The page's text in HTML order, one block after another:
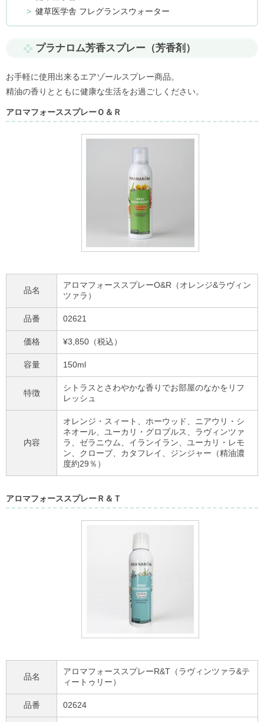
健草医学舎 フレグランスウォーター
プラナロム芳香スプレー（芳香剤）
お手軽に使用出来るエアゾールスプレー商品。
精油の香りとともに健康な生活をお過ごしください。
アロマフォーススプレーＯ＆Ｒ
品名
アロマフォーススプレーO&R（オレンジ&ラヴィン
ツァラ）
品番 02621
価格 ¥3,850（税込）
容量 150ml
特徴
シトラスとさわやかな香りでお部屋のなかをリフ
レッシュ
内容
オレンジ・スィート、ホーウッド、ニアウリ・シ
ネオール、ユーカリ・グロブルス、ラヴィンツァ
ラ、ゼラニウム、イランイラン、ユーカリ・レモ
ン、クローブ、カタフレイ、ジンジャー（精油濃
度約29％）
アロマフォーススプレーＲ＆Ｔ
品名
アロマフォーススプレーR&T（ラヴィンツァラ&テ
ィートゥリー）
品番 02624